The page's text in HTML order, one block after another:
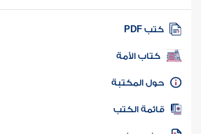
كتب PDF
كتاب الأمة
المكتبة